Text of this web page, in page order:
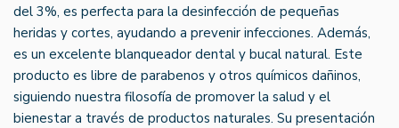
del 3%, es perfecta para la desinfección de pequeñas
heridas y cortes, ayudando a prevenir infecciones. Además,
es un excelente blanqueador dental y bucal natural. Este
producto es libre de parabenos y otros químicos dañinos,
siguiendo nuestra filosofía de promover la salud y el
bienestar a través de productos naturales. Su presentación